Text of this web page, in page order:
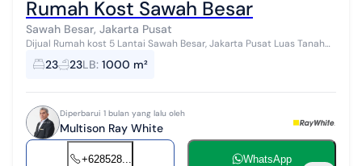
Rumah Kost Sawah Besar
Sawah Besar, Jakarta Pusat
Dijual Rumah kost 5 Lantai Sawah Besar, Jakarta Pusat Luas Tanah
231 m2 Luas Bangunan 1000 m2 Jumlah Kmr 23 Ada penjaga Lantai
1, khusus p...
23 23LB: 1000 m²
Diperbarui 1 bulan yang lalu oleh
Multison Ray White
+628528... WhatsApp